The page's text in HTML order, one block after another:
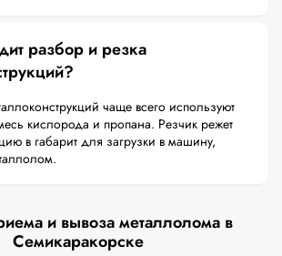
разбор и резка
чаще всего используют
кислорода и пропана. Резчик режет
в габарит для загрузки в машину,
и вывоза металлолома в
Семикаракорске